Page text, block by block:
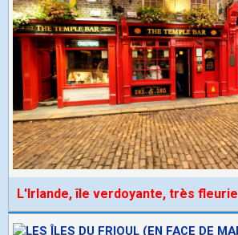
L'Irlande, île verdoyante, très fleurie